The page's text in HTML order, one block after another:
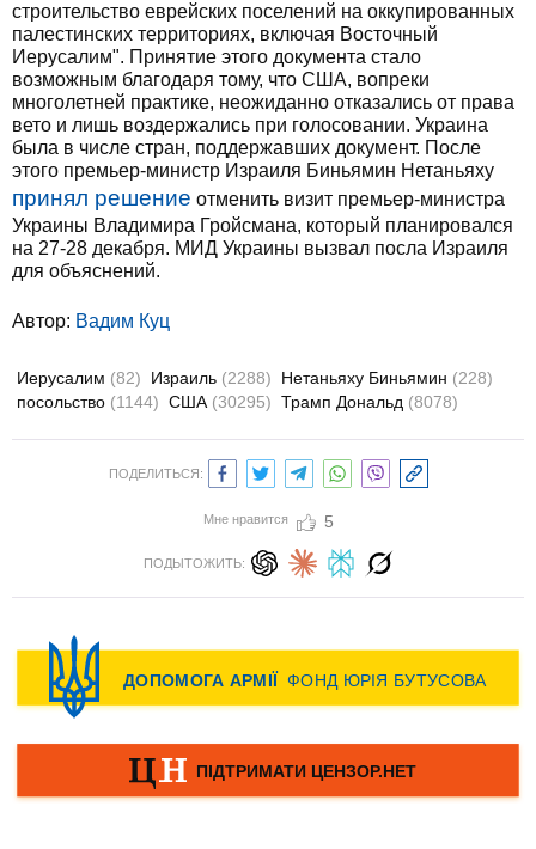
строительство еврейских поселений на оккупированных
палестинских территориях, включая Восточный
Иерусалим". Принятие этого документа стало
возможным благодаря тому, что США, вопреки
многолетней практике, неожиданно отказались от права
вето и лишь воздержались при голосовании. Украина
была в числе стран, поддержавших документ. После
этого премьер-министр Израиля Биньямин Нетаньяху
принял решение отменить визит премьер-министра
Украины Владимира Гройсмана, который планировался
на 27-28 декабря. МИД Украины вызвал посла Израиля
для объяснений.
Автор: Вадим Куц
Иерусалим (82) Израиль (2288) Нетаньяху Биньямин (228)
посольство (1144) США (30295) Трамп Дональд (8078)
ПОДЕЛИТЬСЯ:
Мне нравится 5
ПОДЫТОЖИТЬ: